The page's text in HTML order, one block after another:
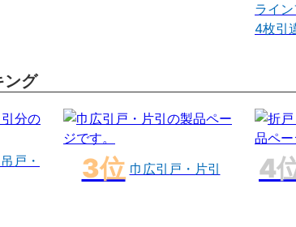
ライ
4枚引
ング
戸・
巾広引戸・片引